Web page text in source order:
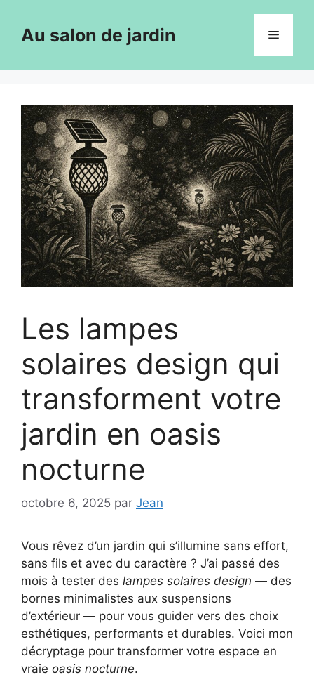
contenuAu salon de jardin Menu
Les lampes
solaires design qui
transforment votre
jardin en oasis
nocturne
octobre 6, 2025 par Jean
Vous rêvez d’un jardin qui s’illumine sans effort,
sans fils et avec du caractère ? J’ai passé des
mois à tester des lampes solaires design — des
bornes minimalistes aux suspensions
d’extérieur — pour vous guider vers des choix
esthétiques, performants et durables. Voici mon
décryptage pour transformer votre espace en
vraie oasis nocturne.